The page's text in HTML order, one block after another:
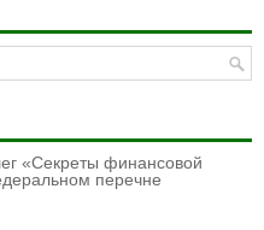
«Секреты финансовой
перечне